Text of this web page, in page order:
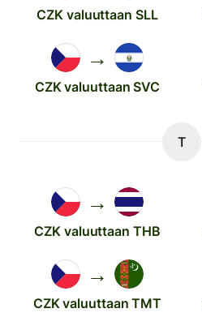
CZK valuuttaan SLL
→
CZK valuuttaan SVC
T
→
CZK valuuttaan THB
→
CZK valuuttaan TMT